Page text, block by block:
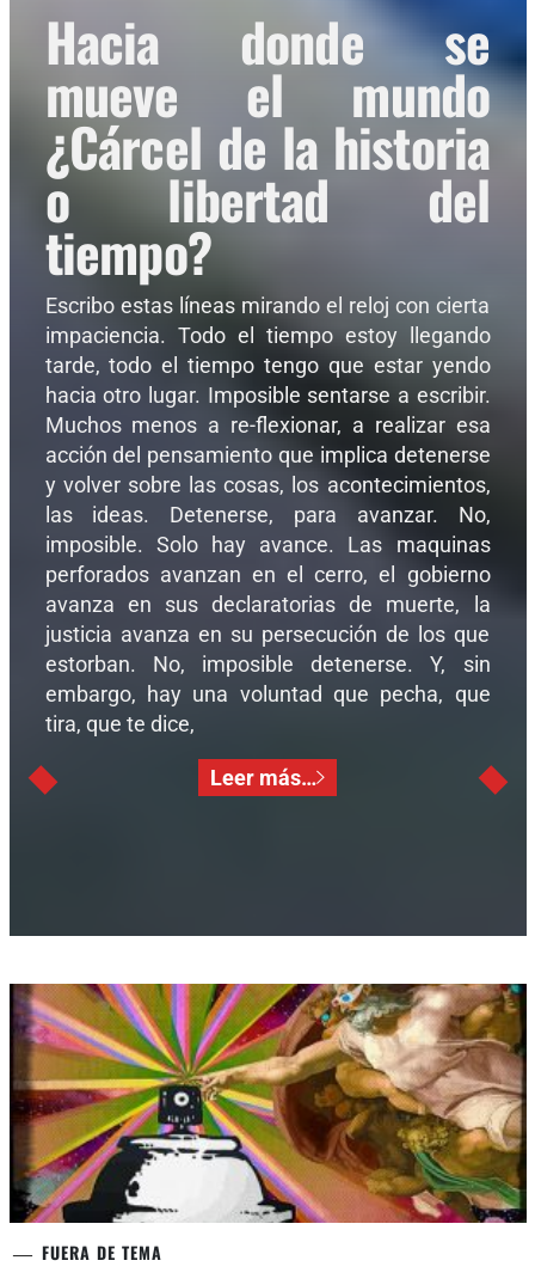
Hacia donde se
mueve el mundo
¿Cárcel de la historia
o libertad del
tiempo?
Escribo estas líneas mirando el reloj con cierta
impaciencia. Todo el tiempo estoy llegando
tarde, todo el tiempo tengo que estar yendo
hacia otro lugar. Imposible sentarse a escribir.
Muchos menos a re-flexionar, a realizar esa
acción del pensamiento que implica detenerse
y volver sobre las cosas, los acontecimientos,
las ideas. Detenerse, para avanzar. No,
imposible. Solo hay avance. Las maquinas
perforados avanzan en el cerro, el gobierno
avanza en sus declaratorias de muerte, la
justicia avanza en su persecución de los que
estorban. No, imposible detenerse. Y, sin
embargo, hay una voluntad que pecha, que
tira, que te dice,
Leer más…
FUERA DE TEMA